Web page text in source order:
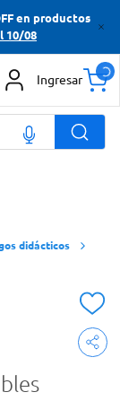
en productos
10/08
Ingresar
didácticos